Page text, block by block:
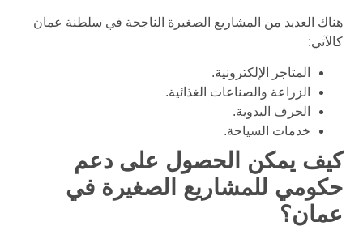
هناك العديد من المشاريع الصغيرة الناجحة في سلطنة عمان
كالآتي:
المتاجر الإلكترونية.
الزراعة والصناعات الغذائية.
الحرف اليدوية.
خدمات السياحة.
كيف يمكن الحصول على دعم
حكومي للمشاريع الصغيرة في
عمان؟